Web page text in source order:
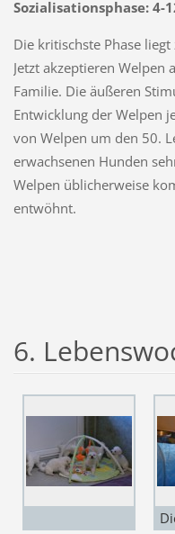
Sozialisationsphase: 4-
Die kritischste Phase
Jetzt akzeptieren Welpen
Familie. Die äußeren
Entwicklung der Welpen
von Welpen um den 50.
erwachsenen Hunden
Welpen üblicherweise
entwöhnt.
6.